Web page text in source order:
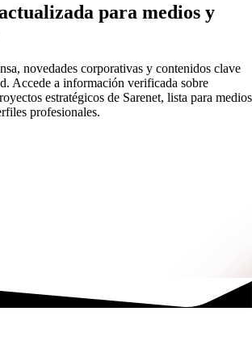
para medios y
novedades corporativas y contenidos clave
Accede a información verificada sobre
estratégicos de Sarenet, lista para medios
profesionales.